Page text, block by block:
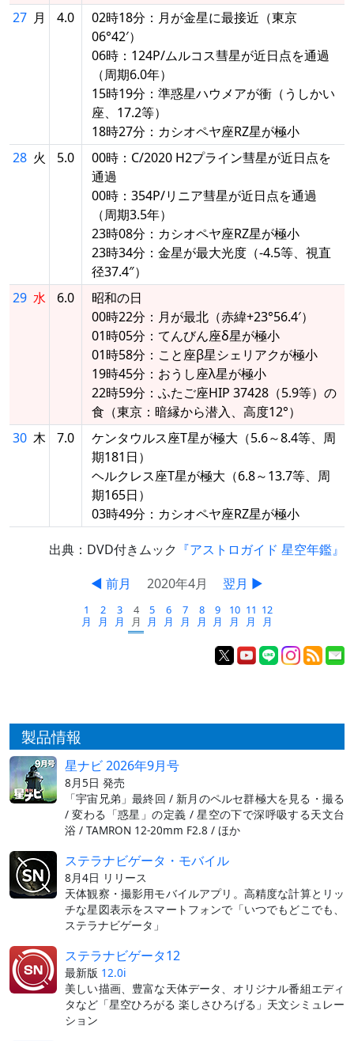
27 月 4.0
02時18分：月が金星に最接近（東京
06°42′）
06時：124P/ムルコス彗星が近日点を通過
（周期6.0年）
15時19分：準惑星ハウメアが衝（うしかい
座、17.2等）
18時27分：カシオペヤ座RZ星が極小
28 火 5.0
00時：C/2020 H2プライン彗星が近日点を
通過
00時：354P/リニア彗星が近日点を通過
（周期3.5年）
23時08分：カシオペヤ座RZ星が極小
23時34分：金星が最大光度（-4.5等、視直
径37.4″）
29 水 6.0
昭和の日
00時22分：月が最北（赤緯+23°56.4′）
01時05分：てんびん座δ星が極小
01時58分：こと座β星シェリアクが極小
19時45分：おうし座λ星が極小
22時59分：ふたご座HIP 37428（5.9等）の
食（東京：暗縁から潜入、高度12°）
30 木 7.0
ケンタウルス座T星が極大（5.6～8.4等、周
期181日）
ヘルクレス座T星が極大（6.8～13.7等、周
期165日）
03時49分：カシオペヤ座RZ星が極小
出典：DVD付きムック 『アストロガイド 星空年鑑』
◀ 前月
2020年4月 翌月 ▶
1
月
2
月
3
月
4
月
5
月
6
月
7
月
8
月
9
月
10
月
11
月
12
月
製品情報
星ナビ 2026年9月号
8月5日 発売
「宇宙兄弟」最終回 / 新月のペルセ群極大を見る・撮る
/ 変わる「惑星」の定義 / 星空の下で深呼吸する天文台
浴 / TAMRON 12-20mm F2.8 / ほか
ステラナビゲータ・モバイル
8月4日 リリース
天体観察・撮影用モバイルアプリ。高精度な計算とリッ
チな星図表示をスマートフォンで「いつでもどこでも、
ステラナビゲータ」
ステラナビゲータ12
最新版 12.0i
美しい描画、豊富な天体データ、オリジナル番組エディ
タなど「星空ひろがる 楽しさひろげる」天文シミュレー
ション